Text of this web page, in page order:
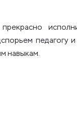
педагогу
навыкам.